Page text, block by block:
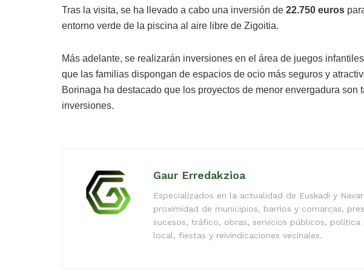
Tras la visita, se ha llevado a cabo una inversión de 22.750 euros
entorno verde de la piscina al aire libre de Zigoitia.
Más adelante, se realizarán inversiones en el área de juegos
que las familias dispongan de espacios de ocio más seguros y
Borinaga ha destacado que los proyectos de menor envergadura son
inversiones.
Gaur Erredakzioa
Especializados en la actualidad de Euskadi y
proximidad de municipios, barrios y comarcas,
sucesos, tráfico, obras, servicios públicos,
local, fiestas y reivindicaciones vecinales.